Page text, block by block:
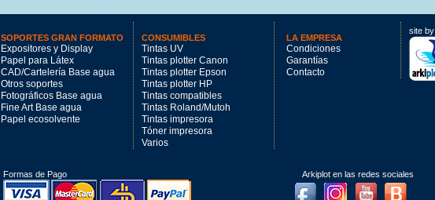
SOPORTES GRAN FORMATO
Expositores y Display
Papel para Látex
CAD/Cartelería Base agua
Otros soportes
Fotográficos Base agua
Fine Art Base agua
Papel ecosolvente
CONSUMIBLES
Tintas UV
Tintas plotter Canon
Tintas plotter Epson
Tintas plotter HP
Tintas compatibles
Tintas Roland/Mutoh
Tintas impresora
Tóner impresora
Varios
LA EMPRESA
Condiciones
Garantías
Contacto
site by
Formas de Pago
Arkiplot en las redes sociales
FacebookInstagramYoutubeBlog